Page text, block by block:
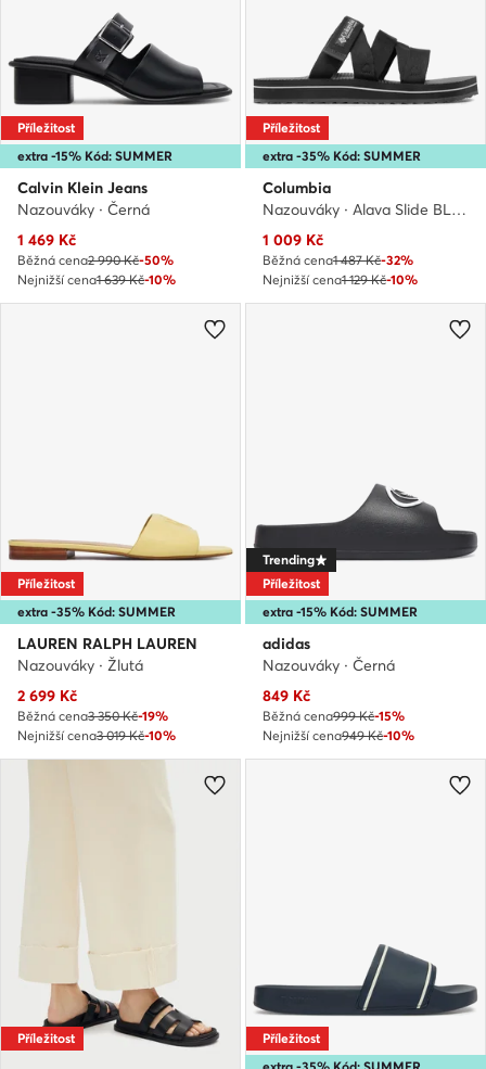
extra -15% Kód: SUMMER
Příležitost
Calvin Klein Jeans
Nazouváky · Černá
Aktuální cena
1 469 Kč
Běžná cena2 990 Kč-50%
Nejnižší cena1 639 Kč-10%
extra -35% Kód: SUMMER
Příležitost
Columbia
Nazouváky · Alava Slide BL5475 · Černá
Aktuální cena
1 009 Kč
Běžná cena1 487 Kč-32%
Nejnižší cena1 129 Kč-10%
extra -35% Kód: SUMMER
Příležitost
LAUREN RALPH LAUREN
Nazouváky · Žlutá
Aktuální cena
2 699 Kč
Běžná cena3 350 Kč-19%
Nejnižší cena3 019 Kč-10%
extra -15% Kód: SUMMER
Trending
Příležitost
adidas
Nazouváky · Černá
Aktuální cena
849 Kč
Běžná cena999 Kč-15%
Nejnižší cena949 Kč-10%
Příležitost Příležitost